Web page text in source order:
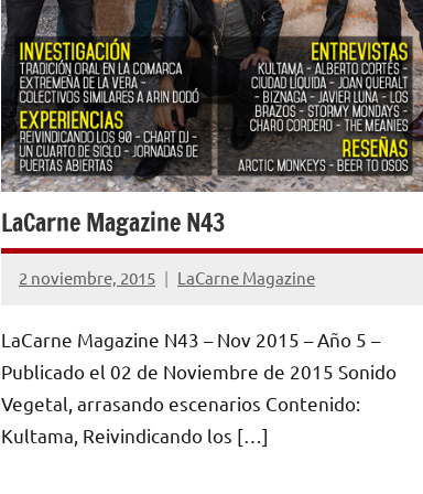
LaCarne Magazine N43
2 noviembre, 2015 LaCarne Magazine
No
comentarios
LaCarne Magazine N43 – Nov 2015 – Año 5 –
Publicado el 02 de Noviembre de 2015 Sonido
Vegetal, arrasando escenarios Contenido:
Kultama, Reivindicando los […]